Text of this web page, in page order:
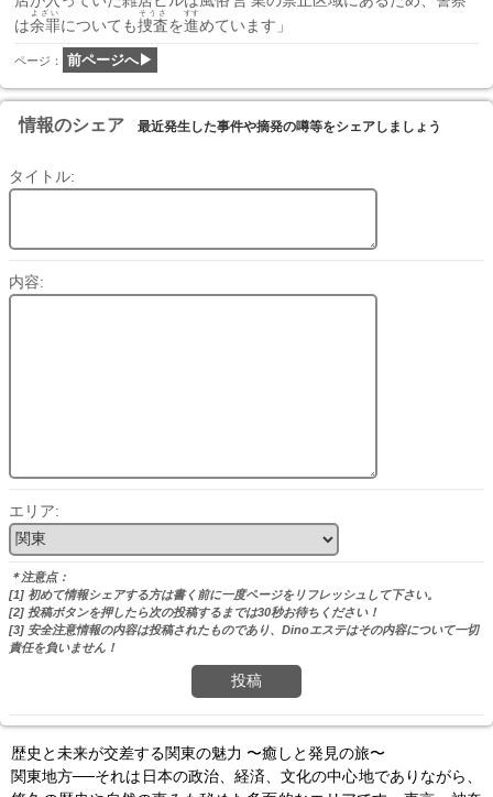
は余罪
よざい
についても捜査
そうさ
を進
すす
めています」
ページ： 前ページへ▶
情報のシェア 最近発生した事件や摘発の噂等をシェアしましょう
タイトル:
内容:
エリア:
＊注意点：
[1] 初めて情報シェアする方は書く前に一度ページをリフレッシュして下さい。
[2] 投稿ボタンを押したら次の投稿するまでは30秒お待ちください！
[3] 安全注意情報の内容は投稿されたものであり、Dinoエステはその内容について一切
責任を負いません！
投稿
歴史と未来が交差する関東の魅力 〜癒しと発見の旅〜
関東地方──それは日本の政治、経済、文化の中心地でありながら、